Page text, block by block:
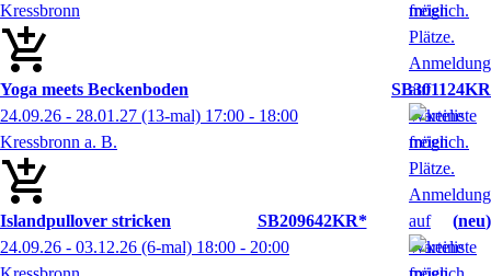
Kressbronn
Yoga meets Beckenboden
SB301124KR
24.09.26 - 28.01.27 (13-mal) 17:00 - 18:00
Kressbronn a. B.
Islandpullover stricken SB209642KR*
neu
24.09.26 - 03.12.26 (6-mal) 18:00 - 20:00